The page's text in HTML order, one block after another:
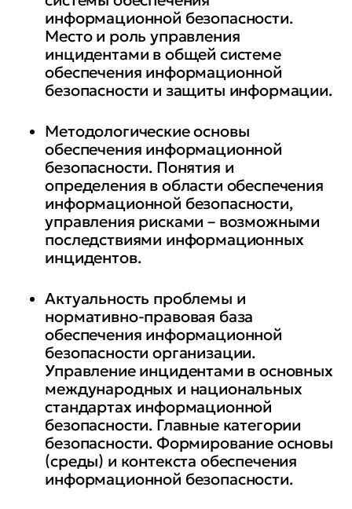
автоматизированных систем;
выбирать и разрабатывать меры
защиты информации
(контрмеры по снижению
рисков) и оценивать их
эффективность;
разрабатывать предложения по
совершенствованию политики
безопасности компании;
методики обработки
информационных инцидентов;
информационной безопасности.
Место и роль управления
инцидентами в общей системе
обеспечения информационной
безопасности и защиты информации.
Методологические основы
обеспечения информационной
безопасности. Понятия и
определения в области обеспечения
информационной безопасности,
управления рисками – возможными
последствиями информационных
инцидентов.
Актуальность проблемы и
нормативно-правовая база
обеспечения информационной
безопасности организации.
Управление инцидентами в основных
международных и национальных
стандартах информационной
безопасности. Главные категории
безопасности. Формирование основы
(среды) и контекста обеспечения
информационной безопасности.